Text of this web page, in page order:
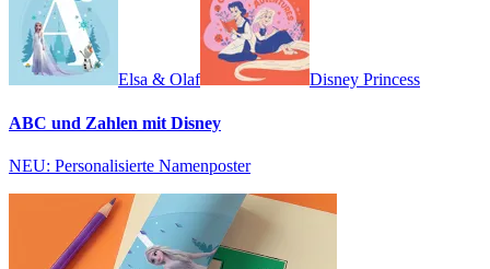
Elsa & Olaf Disney Princess
ABC und Zahlen mit Disney
NEU: Personalisierte Namenposter